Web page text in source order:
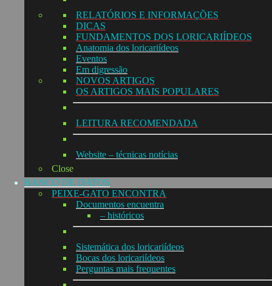
RELATÓRIOS E INFORMAÇÕES
DICAS
FUNDAMENTOS DOS LORICARIÍDEOS
Anatomia dos loricariídeos
Eventos
Em digressão
NOVOS ARTIGOS
OS ARTIGOS MAIS POPULARES
LEITURA RECOMENDADA
Website – técnicas notícias
Close
BANCO DE DATOS
PEIXE-GATO ENCONTRA
Documentos encuentra
– históricos
Sistemática dos loricariídeos
Bocas dos loricariídeos
Perguntas mais frequentes